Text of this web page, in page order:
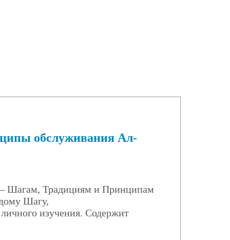
обслуживания Ал-
– Шагам, Традициям и Принципам
Шагу,
изучения. Содержит